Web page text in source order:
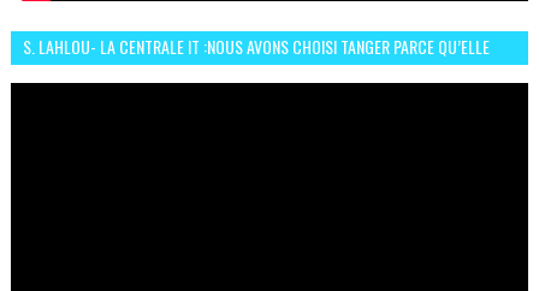
S. LAHLOU- LA CENTRALE IT :NOUS AVONS CHOISI TANGER PARCE QU’ELLE